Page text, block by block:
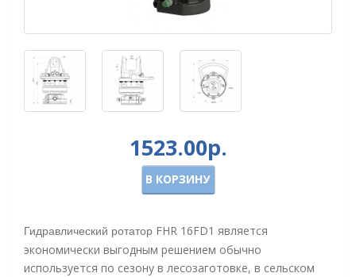
1523.00р.
В КОРЗИНУ
Гидравлический ротатор FHR 16FD1 является
экономически выгодным решением обычно
используется по сезону в лесозаготовке, в сельском